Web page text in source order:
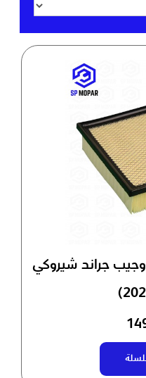
جراند شيروكي